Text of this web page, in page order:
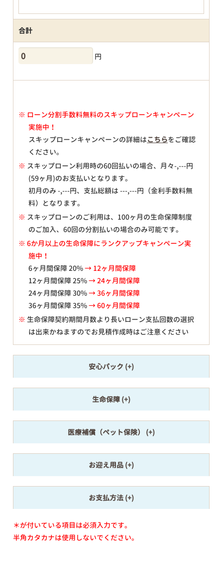
合計
円
※ ローン分割手数料無料のスキップローンキャンペーン
実施中！
スキップローンキャンペーンの詳細はこちらをご確認
ください。
※ スキップローン利用時の60回払いの場合、月々-,---円
(59ヶ月)のお支払いとなります。
初月のみ-,---円、支払総額は---,---円（金利手数料無
料）となります。
※ スキップローンのご利用は、100ヶ月の生命保障制度
のご加入、60回の分割払いの場合のみ可能です。
※ 6か月以上の生命保障にランクアップキャンペーン実
施中！
6ヶ月間保障 20%→ 12ヶ月間保障
12ヶ月間保障 25%→ 24ヶ月間保障
24ヶ月間保障 30%→ 36ヶ月間保障
36ヶ月間保障 35%→ 60ヶ月間保障
※ 生命保障契約期間月数より長いローン支払回数の選択
は出来かねますのでお見積作成時はご注意ください
安心パック
生命保障
医療補償（ペット保険）
お迎え用品
お支払方法
＊が付いている項目は必須入力です。
半角カタカナは使用しないでください。